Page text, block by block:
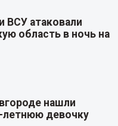
ВСУ атаковали
область в ночь на
нашли
девочку